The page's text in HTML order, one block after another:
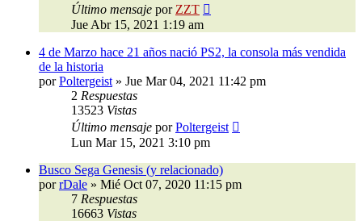
Último mensaje por ZZT
Jue Abr 15, 2021 1:19 am
4 de Marzo hace 21 años nació PS2, la consola más vendida
de la historia
porPoltergeist » Jue Mar 04, 2021 11:42 pm
2 Respuestas
13523 Vistas
Último mensaje porPoltergeist
Lun Mar 15, 2021 3:10 pm
Busco Sega Genesis (y relacionado)
porrDale » Mié Oct 07, 2020 11:15 pm
7 Respuestas
16663 Vistas